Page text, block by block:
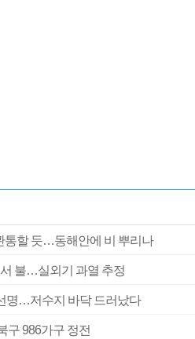
통할 듯…동해안에 비 뿌리나
불…실외기 과열 추정
명…저수지 바닥 드러났다
구 986가구 정전